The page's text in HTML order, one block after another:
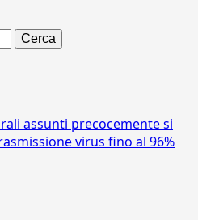
assunti precocemente si
virus fino al 96%